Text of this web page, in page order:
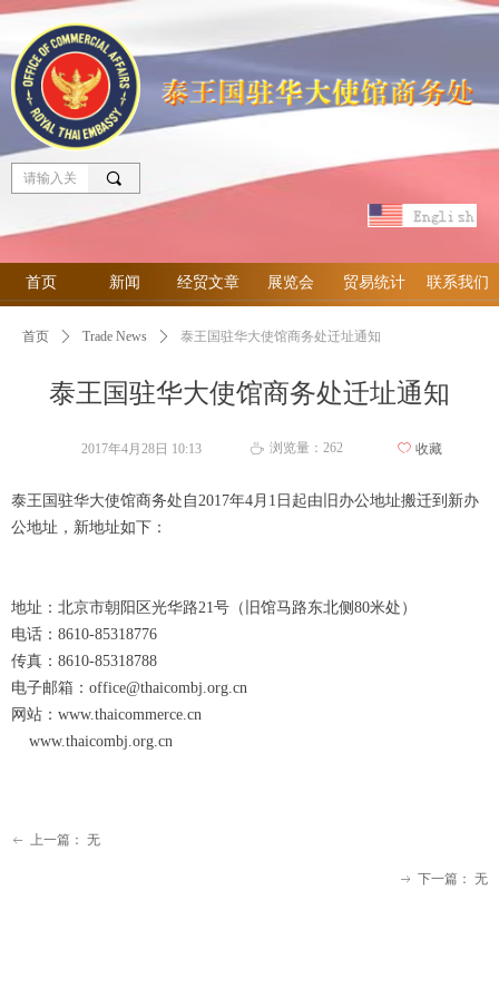
끠
首页 新闻 经贸文章 展览会 贸易统计 联系我们
泰王国驻华大使馆商务处迁址通知
首页 ꄲ Trade News ꄲ 泰王国驻华大使馆商务处迁址通知
泰王国驻华大使馆商务处自2017年4月1日起由旧办公地址搬迁到新办
公地址，新地址如下：
地址：北京市朝阳区光华路21号（旧馆马路东北侧80米处）
电话：8610-85318776
传真：8610-85318788
电子邮箱：office@thaicombj.org.cn
网站：www.thaicommerce.cn
www.thaicombj.org.cn
2017年4月28日 10:13 ꄘ 浏览量： 262 ꄀ 收藏
ꂃ 上一篇： 无
ꁹ 下一篇： 无